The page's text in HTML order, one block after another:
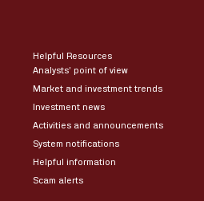
Helpful Resources
Analysts’ point of view
Market and investment trends
Investment news
Activities and announcements
System notifications
Helpful information
Scam alerts